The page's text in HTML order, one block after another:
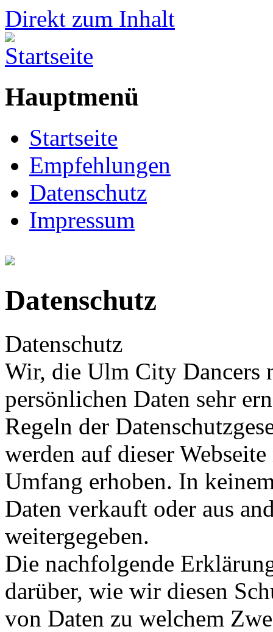
Direkt zum Inhalt
Hauptmenü
Startseite
Empfehlungen
Datenschutz
Impressum
Datenschutz
Datenschutz
Wir, die Ulm City Dancers
persönlichen Daten sehr
Regeln der
werden auf dieser
Umfang erhoben. In
Daten verkauft oder aus
weitergegeben.
Die nachfolgende
darüber, wie wir diesen
von Daten zu welchem